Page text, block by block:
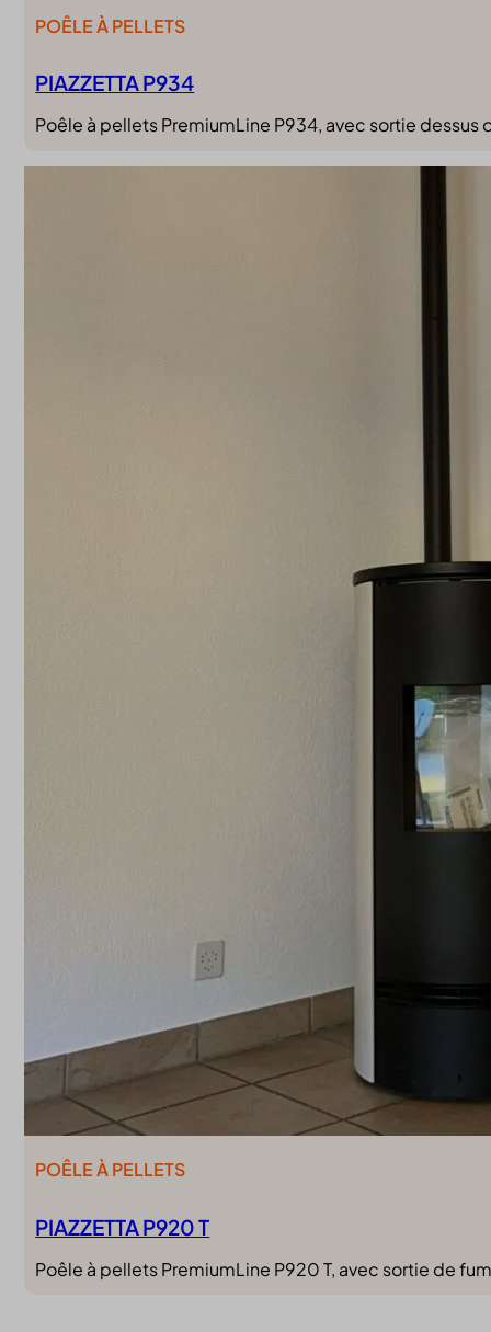
PIAZZETTA P934
POÊLE À PELLETS
Poêle à pellets PremiumLine P934, avec sortie
PIAZZETTA P920 T
POÊLE À PELLETS
Poêle à pellets PremiumLine P920 T, avec sortie de